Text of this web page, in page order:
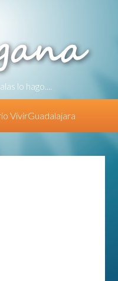
lo hago....
VivirGuadalajara